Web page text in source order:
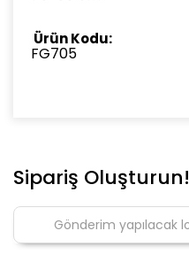
Ürün Kodu:
FG705
Sipariş Oluşturun!